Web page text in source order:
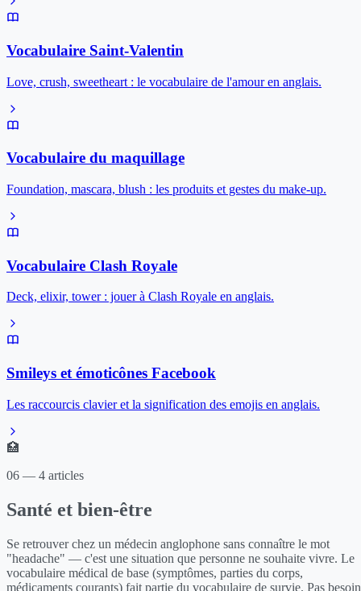
Vocabulaire Saint-Valentin
Love, crush, sweetheart : le vocabulaire de l'amour en anglais.
Vocabulaire du maquillage
Foundation, mascara, blush : les produits et gestes du make-up.
Vocabulaire Clash Royale
Deck, elixir, tower : jouer à Clash Royale en anglais.
Smileys et émoticônes Facebook
Les raccourcis clavier et la signification des emojis en anglais.
🏥
06 — 4 articles
Santé et bien-être
Se retrouver chez un médecin anglophone sans connaître le mot
"headache" — c'est une situation que personne ne souhaite vivre. Le
vocabulaire médical de base (symptômes, parties du corps,
médicaments courants) fait partie du vocabulaire de survie. Pas besoin